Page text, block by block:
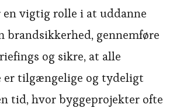
vigtig rolle i at uddanne
brandsikkerhed, gennemføre
og sikre, at alle
er tilgængelige og tydeligt
tid, hvor byggeprojekter ofte